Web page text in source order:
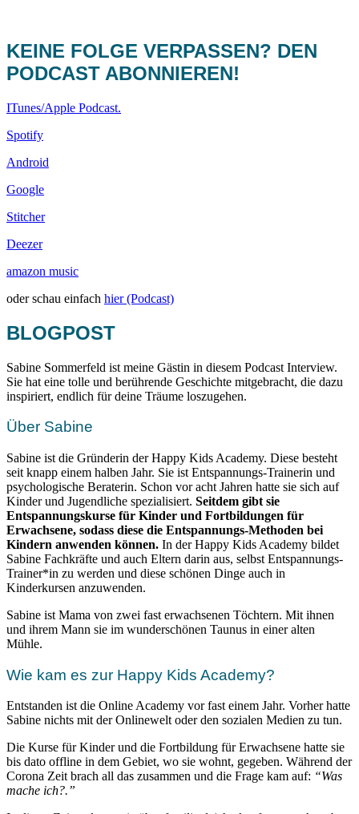
KEINE FOLGE VERPASSEN? DEN
PODCAST ABONNIEREN!
ITunes/Apple Podcast.
Spotify
Android
Google
Stitcher
Deezer
amazon music
oder schau einfach hier (Podcast)
BLOGPOST
Sabine Sommerfeld ist meine Gästin in diesem Podcast Interview.
Sie hat eine tolle und berührende Geschichte mitgebracht, die dazu
inspiriert, endlich für deine Träume loszugehen.
Über Sabine
Sabine ist die Gründerin der Happy Kids Academy. Diese besteht
seit knapp einem halben Jahr. Sie ist Entspannungs-Trainerin und
psychologische Beraterin. Schon vor acht Jahren hatte sie sich auf
Kinder und Jugendliche spezialisiert. Seitdem gibt sie
Entspannungskurse für Kinder und Fortbildungen für
Erwachsene, sodass diese die Entspannungs-Methoden bei
Kindern anwenden können. In der Happy Kids Academy bildet
Sabine Fachkräfte und auch Eltern darin aus, selbst Entspannungs-
Trainer*in zu werden und diese schönen Dinge auch in
Kinderkursen anzuwenden.
Sabine ist Mama von zwei fast erwachsenen Töchtern. Mit ihnen
und ihrem Mann sie im wunderschönen Taunus in einer alten
Mühle.
Wie kam es zur Happy Kids Academy?
Entstanden ist die Online Academy vor fast einem Jahr. Vorher hatte
Sabine nichts mit der Onlinewelt oder den sozialen Medien zu tun.
Die Kurse für Kinder und die Fortbildung für Erwachsene hatte sie
bis dato offline in dem Gebiet, wo sie wohnt, gegeben. Während der
Corona Zeit brach all das zusammen und die Frage kam auf: “Was
mache ich?.”